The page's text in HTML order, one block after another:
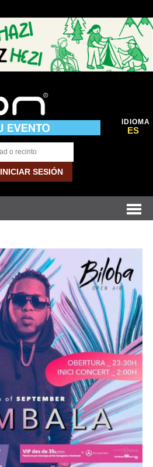
IDIOMA
ES
INICIAR SESIÓN